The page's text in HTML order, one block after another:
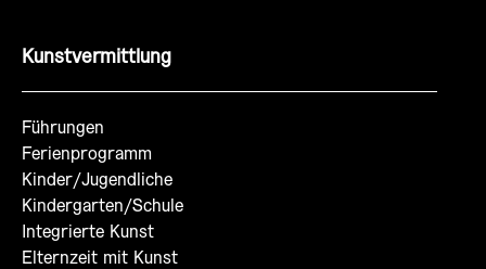
Kunstvermittlung
Führungen
Ferienprogramm
Kinder/Jugendliche
Kindergarten/Schule
Integrierte Kunst
Elternzeit mit Kunst